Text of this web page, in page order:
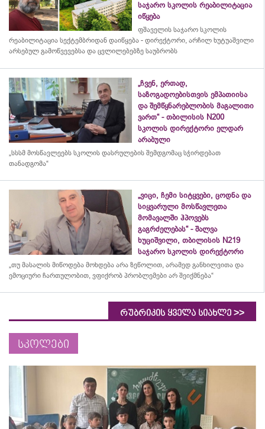
საჯარო სკოლის რეაბილიტაცია
იწყება
ფშაველის საჯარო სკოლის
რეაბილიტაცია სექტემბრიდან დაიწყება - დირექტორი, არჩილ ხუტუაშვილი
არსებულ გამოწვევებსა და ცვლილებებზე საუბრობს
„ჩვენ, ერთად,
საზოგადოებისთვის ემპათიისა
და შემწყნარებლობის მაგალითი
ვართ“ - თბილისის N200
სკოლის დირექტორი ელდარ
არაბული
„სსსმ მოსწავლეებს სკოლის დასრულების შემდგომაც სჭირდებათ
თანადგომა“
„ვიცი, ჩემი სიტყვები, ცოდნა და
სიყვარული მოსწავლეთა
მომავალში ჰპოვებს
გაგრძელებას“ - შალვა
ხუციშვილი, თბილისის N219
საჯარო სკოლის დირექტორი
„თუ მასალის მიწოდება მოხდება არა ზეწოლით, არამედ განხილვითა და
ემოციური ჩართულობით, ვფიქრობ პრობლემები არ შეიქმნება“
რუბრიკის ყველა სიახლე >>
სკოლები